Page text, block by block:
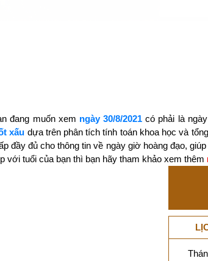
đang muốn xem ngày 30/8/2021 có phải là
xấu dựa trên phân tích tính toán khoa học và
đầy đủ cho thông tin về ngày giờ hoàng đạo,
với tuổi của bạn thì bạn hãy tham khảo xem thêm